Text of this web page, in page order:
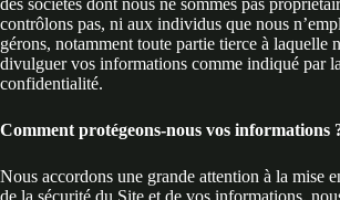
des sociétés dont nous ne sommes pas
contrôlons pas, ni aux individus que nous
gérons, notamment toute partie tierce à laquelle
divulguer vos informations comme indiqué par
confidentialité.
Comment protégeons-nous vos informations
Nous accordons une grande attention à la mise
de la sécurité du Site et de vos informations.